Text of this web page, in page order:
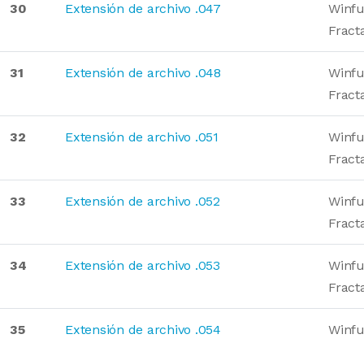
30 Extensión de archivo .047
31 Extensión de archivo .048
32 Extensión de archivo .051
33 Extensión de archivo .052
34 Extensión de archivo .053
35 Extensión de archivo .054